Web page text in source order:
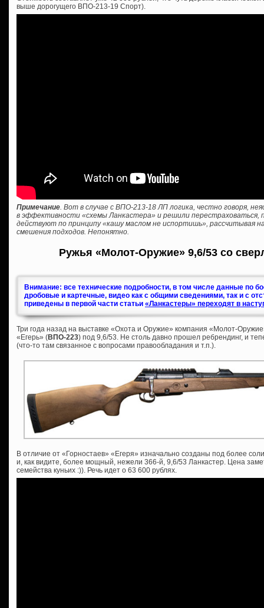
выше дорогущего ВПО-213-19 Спорт).
Примечание . Вот в случае с ВПО-213-18 ЛП логика, честно говоря,
в эффективности «схемы Ланкастера» и решили перестраховаться,
действуют по принципу «кашу маслом не испортишь», рассчитывая
смешения подходов. Непонятно.
Ружья «Молот-Оружие» 9,6/53 со
Внимание: все технические подробности, в том числе данные по
дробовые и картечные, видео как с общими сведениями, так и с
приведены в первой части статьи «Ланкастеры» переходят в
Три года назад на выставке «Охота и Оружие» компания «Молот-
«Егерь» (ВПО-223) под 9,6/53. Не столь давно прошел ребрендинг, и
(что-то там связанное с вопросами правообладания и т.п.).
В отличие от «Горностаев» «Егеря» изначально созданы под более
и, как видите, более мощный, нежели 366-й, 9,6/53 Ланкастер. Цена
семейства куньих :)). Речь идет о 63 600 рублях.